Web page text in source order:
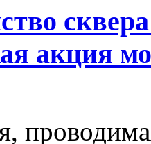
акция